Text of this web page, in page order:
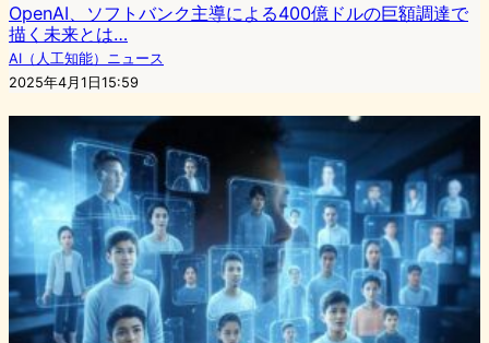
OpenAI、ソフトバンク主導による400億ドルの巨額調達で
描く未来とは…
AI（人工知能）ニュース
2025年4月1日15:59